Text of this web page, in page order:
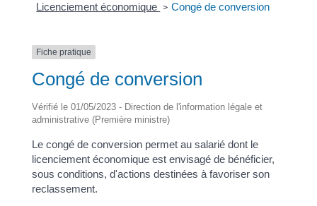
Licenciement économique > Congé de conversion
Fiche pratique
Congé de conversion
Vérifié le 01/05/2023 - Direction de l'information légale et
administrative (Première ministre)
Le congé de conversion permet au salarié dont le
licenciement économique est envisagé de bénéficier,
sous conditions, d'actions destinées à favoriser son
reclassement.